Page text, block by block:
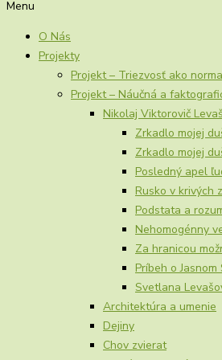
Menu
O Nás
Projekty
Projekt – Triezvosť ako
Projekt – Náučná a
Nikolaj Viktorovič
Zrkadlo mojej
Zrkadlo mojej
Posledný apel
Rusko v krivých
Podstata a
Nehomogénny
Za hranicou
Príbeh o Jasnom
Svetlana
Architektúra a umenie
Dejiny
Chov zvierat